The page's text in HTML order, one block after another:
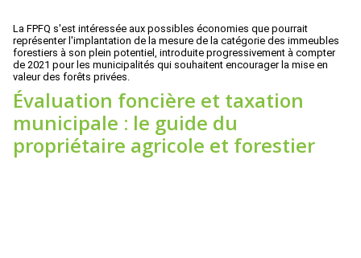
La FPFQ s'est intéressée aux possibles économies que pourrait
représenter l'implantation de la mesure de la catégorie des immeubles
forestiers à son plein potentiel, introduite progressivement à compter
de 2021 pour les municipalités qui souhaitent encourager la mise en
valeur des forêts privées.
Évaluation foncière et taxation
municipale : le guide du
propriétaire agricole et forestier